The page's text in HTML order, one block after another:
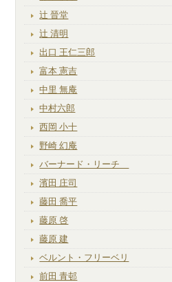
辻 晉堂
辻 清明
出口 王仁三郎
富本 憲吉
中里 無庵
中村六郎
西岡 小十
野崎 幻庵
バーナード・リーチ
濱田 庄司
藤田 喬平
藤原 啓
藤原 建
ベルント・フリーベリ
前田 青邨